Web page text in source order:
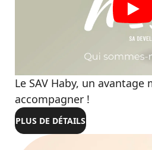
ZOOM
Le SAV Haby, un
accompagner !
PLUS DE DÉTAILS